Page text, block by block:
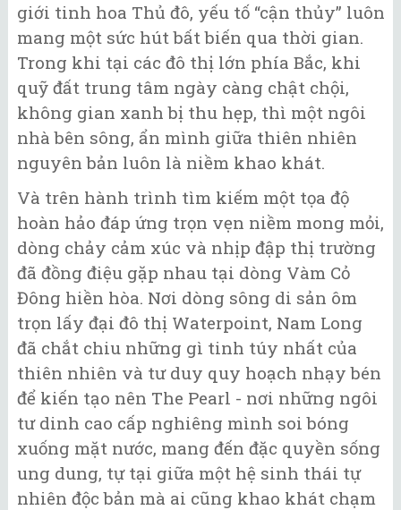
giới tinh hoa Thủ đô, yếu tố “cận thủy” luôn
mang một sức hút bất biến qua thời gian.
Trong khi tại các đô thị lớn phía Bắc, khi
quỹ đất trung tâm ngày càng chật chội,
không gian xanh bị thu hẹp, thì một ngôi
nhà bên sông, ẩn mình giữa thiên nhiên
nguyên bản luôn là niềm khao khát.
Và trên hành trình tìm kiếm một tọa độ
hoàn hảo đáp ứng trọn vẹn niềm mong mỏi,
dòng chảy cảm xúc và nhịp đập thị trường
đã đồng điệu gặp nhau tại dòng Vàm Cỏ
Đông hiền hòa. Nơi dòng sông di sản ôm
trọn lấy đại đô thị Waterpoint, Nam Long
đã chắt chiu những gì tinh túy nhất của
thiên nhiên và tư duy quy hoạch nhạy bén
để kiến tạo nên The Pearl - nơi những ngôi
tư dinh cao cấp nghiêng mình soi bóng
xuống mặt nước, mang đến đặc quyền sống
ung dung, tự tại giữa một hệ sinh thái tự
nhiên độc bản mà ai cũng khao khát chạm